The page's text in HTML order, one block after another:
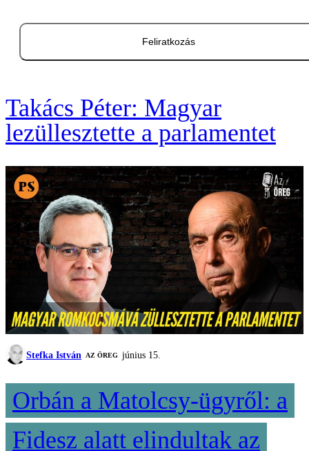
Feliratkozás
Takács Péter: Magyar
lezüllesztette a parlamentet
Stefka István AZ ÖREG június 15.
Orbán a Matolcsy-ügyről: a
Fidesz alatt elindultak az